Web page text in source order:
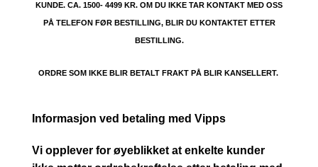
KUNDE. CA. 1500- 4499 KR. OM DU IKKE TAR KONTAKT MED OSS
PÅ TELEFON FØR BESTILLING, BLIR DU KONTAKTET ETTER
BESTILLING.
ORDRE SOM IKKE BLIR BETALT FRAKT PÅ BLIR KANSELLERT.
Informasjon ved betaling med Vipps
Vi opplever for øyeblikket at enkelte kunder